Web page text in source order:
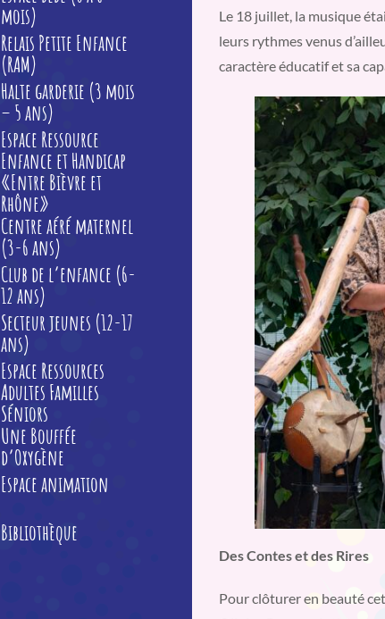
mois)
Relais Petite Enfance
(RAM)
Halte garderie (3 mois
– 5 ans)
Espace Ressource
Enfance et Handicap
«Entre Bièvre et
Rhône»
Centre aéré maternel
(3-6 ans)
Club de l’enfance (6-
12 ans)
Secteur jeunes (12-17
ans)
Espace Ressources
Adultes Familles
Séniors
Une Bouffée
d’Oxygène
Espace animation
Bibliothèque
Le 18 juillet, la musique
leurs rythmes venus
caractère éducatif et sa
Des Contes et des Rires
Pour clôturer en beauté